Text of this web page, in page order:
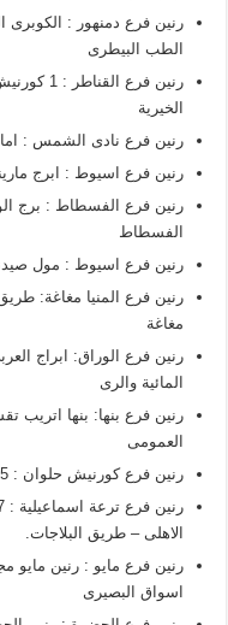
رنين فرع دمنهور : الكوبرى
الطب البيطرى
رنين فرع
الخيرية
رنين فرع نادى الشمس :
رنين فرع اسيوط : ابرج
رنين فرع الفسطاط : برج
الفسطاط
رنين فرع اسيوط : مول
رنين فرع المنيا مغاغة:
مغاغة
رنين فرع الوراق: ابراج
المائية والرى
رنين فرع بنها: بنها اتريب
العمومى
رنين فرع كورنيش حلوان : 15 شارع كورنيش النيل -ركن حلوان الجديد
الاهلى – طريق البلاجات.
اسواق البصيرى